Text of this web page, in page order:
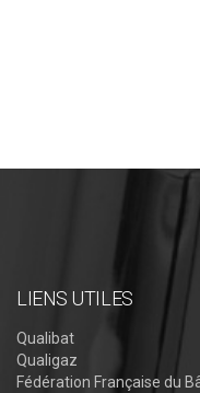
LIENS UTILES
Qualibat
Qualigaz
Fédération Française du